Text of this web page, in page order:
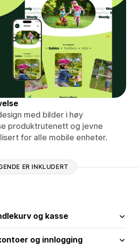
med bilder i høy
produktrutenett og jevne
for alle mobile enheter.
ER INKLUDERT
og kasse
og innlogging